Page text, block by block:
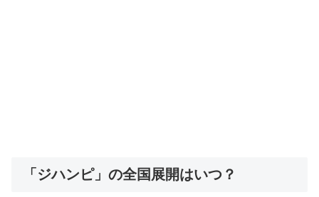
「ジハンピ」の全国展開はいつ？